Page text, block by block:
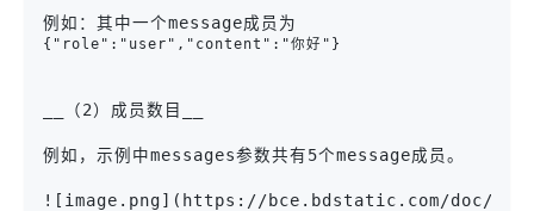
例如：其中一个message成员为
{"role":"user","content":"你好"}
__（2）成员数目__
例如，示例中messages参数共有5个message成员。
![image.png](https://bce.bdstatic.com/doc/ai-